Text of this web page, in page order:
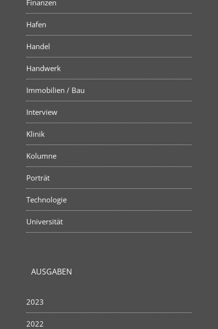
Finanzen
Hafen
Handel
Handwerk
Immobilien / Bau
Interview
Klinik
Kolumne
Porträt
Technologie
Universität
AUSGABEN
2023
2022